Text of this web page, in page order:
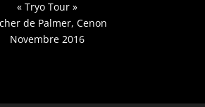
« Tryo Tour »
de Palmer, Cenon
Novembre 2016